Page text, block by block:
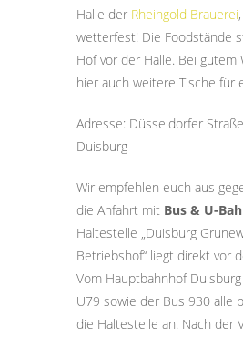
Halle der Rheingold Brauerei
wetterfest! Die Foodstände
Hof vor der Halle. Bei
hier auch weitere Tische für
Adresse: Düsseldorfer
Duisburg
Wir empfehlen euch aus
die Anfahrt mit Bus & U-
Haltestelle „Duisburg
Betriebshof“ liegt direkt vor
Vom Hauptbahnhof
U79 sowie der Bus 930 alle
die Haltestelle an. Nach der